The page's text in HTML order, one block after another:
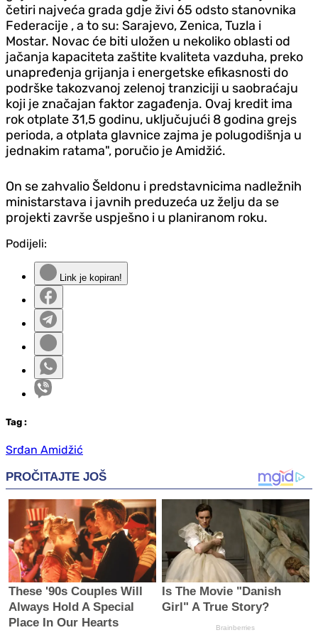
četiri najveća grada gdje živi 65 odsto stanovnika
Federacije , a to su: Sarajevo, Zenica, Tuzla i
Mostar. Novac će biti uložen u nekoliko oblasti od
jačanja kapaciteta zaštite kvaliteta vazduha, preko
unapređenja grijanja i energetske efikasnosti do
podrške takozvanoj zelenoj tranziciji u saobraćaju
koji je značajan faktor zagađenja. Ovaj kredit ima
rok otplate 31,5 godinu, uključujući 8 godina grejs
perioda, a otplata glavnice zajma je polugodišnja u
jednakim ratama", poručio je Amidžić.
On se zahvalio Šeldonu i predstavnicima nadležnih
ministarstava i javnih preduzeća uz želju da se
projekti završe uspješno i u planiranom roku.
Podijeli:
Link je kopiran!
Tag :
Srđan Amidžić